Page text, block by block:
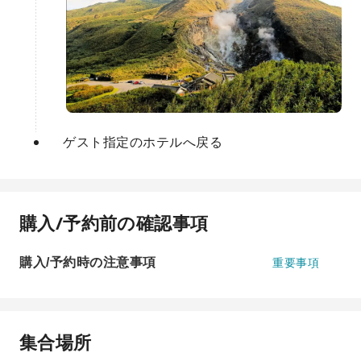
ゲスト指定のホテルへ戻る
購入/予約前の確認事項
購入/予約時の注意事項 重要事項
集合場所